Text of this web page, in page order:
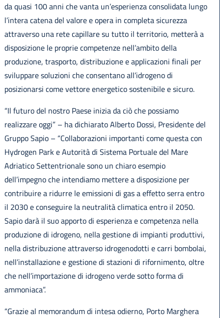
da quasi 100 anni che vanta un’esperienza consolidata lungo
l’intera catena del valore e opera in completa sicurezza
attraverso una rete capillare su tutto il territorio, metterà a
disposizione le proprie competenze nell’ambito della
produzione, trasporto, distribuzione e applicazioni finali per
sviluppare soluzioni che consentano all’idrogeno di
posizionarsi come vettore energetico sostenibile e sicuro.
“Il futuro del nostro Paese inizia da ciò che possiamo
realizzare oggi” – ha dichiarato Alberto Dossi, Presidente del
Gruppo Sapio – “Collaborazioni importanti come questa con
Hydrogen Park e Autorità di Sistema Portuale del Mare
Adriatico Settentrionale sono un chiaro esempio
dell’impegno che intendiamo mettere a disposizione per
contribuire a ridurre le emissioni di gas a effetto serra entro
il 2030 e conseguire la neutralità climatica entro il 2050.
Sapio darà il suo apporto di esperienza e competenza nella
produzione di idrogeno, nella gestione di impianti produttivi,
nella distribuzione attraverso idrogenodotti e carri bombolai,
nell’installazione e gestione di stazioni di rifornimento, oltre
che nell’importazione di idrogeno verde sotto forma di
ammoniaca”.
“Grazie al memorandum di intesa odierno, Porto Marghera